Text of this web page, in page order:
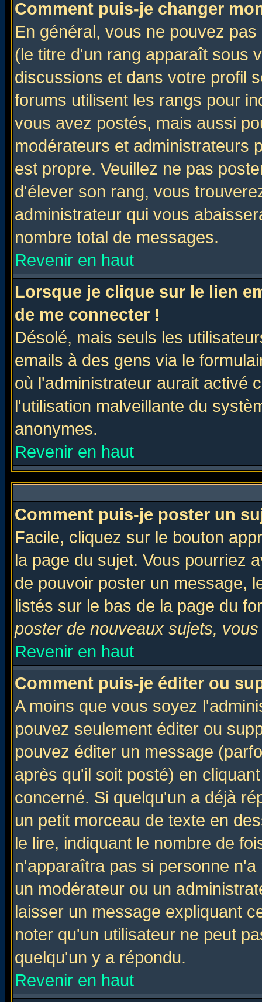
Comment puis-je changer
En général, vous ne pouvez
(le titre d'un rang apparaît sous
discussions et dans votre profil
forums utilisent les rangs pour
vous avez postés, mais aussi
modérateurs et administrateurs
est propre. Veuillez ne pas
d'élever son rang, vous
administrateur qui vous
nombre total de messages.
Revenir en haut
Lorsque je clique sur le lien
de me connecter !
Désolé, mais seuls les
emails à des gens via le
où l'administrateur aurait activé
l'utilisation malveillante du
anonymes.
Revenir en haut
Comment puis-je poster un
Facile, cliquez sur le bouton
la page du sujet. Vous pourriez
de pouvoir poster un message,
listés sur le bas de la page du
poster de nouveaux sujets,
Revenir en haut
Comment puis-je éditer ou
A moins que vous soyez
pouvez seulement éditer ou
pouvez éditer un message
après qu'il soit posté) en
concerné. Si quelqu'un a déjà
un petit morceau de texte en
le lire, indiquant le nombre de
n'apparaîtra pas si personne
un modérateur ou un
laisser un message expliquant
noter qu'un utilisateur ne peut
quelqu'un y a répondu.
Revenir en haut